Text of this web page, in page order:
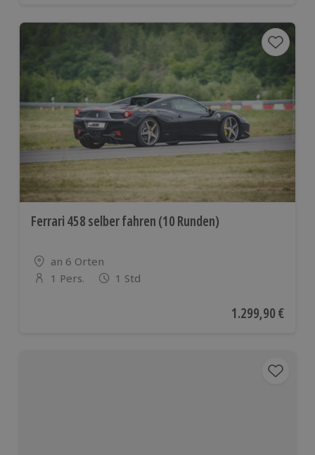
Ferrari 458 selber fahren (10 Runden)
Standort
an 6 Orten
Anzahl der Teilnehmer
1 Pers. 1 Std
Aktueller Preis
1.299,90 €